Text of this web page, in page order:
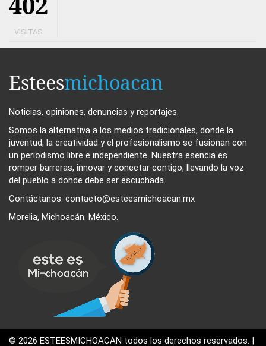
VISITAS
Esteesmichoacan
Noticias, opiniones, denuncias y reportajes.
Somos la alternativa a los medios tradicionales, donde la
juventud, la creatividad y el profesionalismo se fusionan con
un periodismo libre e independiente. Nuestra esencia es
romper barreras, innovar y conectar contigo, llevando la voz
del pueblo a donde debe ser escuchada.
Contáctanos: contacto@esteesmichoacan.mx
Morelia, Michoacán. México.
© 2026 ESTEESMICHOACAN todos los derechos reservados. |